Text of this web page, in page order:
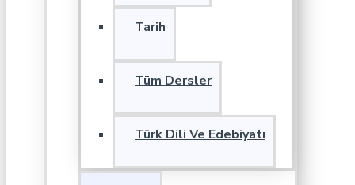
Tarih
Tüm Dersler
Türk Dili Ve Edebiyatı